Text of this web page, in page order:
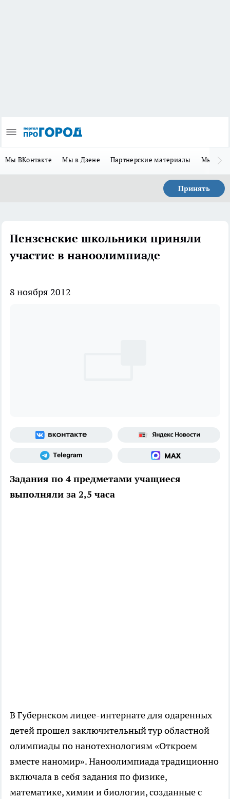
Мы ВКонтакте Мы в Дзене Партнерские материалы Мы в
Принять
Пензенские школьники приняли
участие в наноолимпиаде
8 ноября 2012
Задания по 4 предметами учащиеся
выполняли за 2,5 часа
В Губернском лицее-интернате для одаренных
детей прошел заключительный тур областной
олимпиады по нанотехнологиям «Откроем
вместе наномир». Наноолимпиада традиционно
включала в себя задания по физике,
математике, химии и биологии, созданные с